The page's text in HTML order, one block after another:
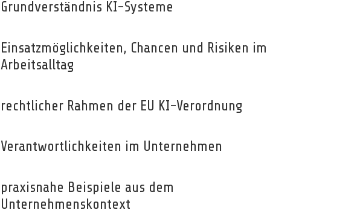
Grundverständnis KI-Systeme
Einsatzmöglichkeiten, Chancen und Risiken im
Arbeitsalltag
rechtlicher Rahmen der EU KI-Verordnung
Verantwortlichkeiten im Unternehmen
praxisnahe Beispiele aus dem
Unternehmenskontext